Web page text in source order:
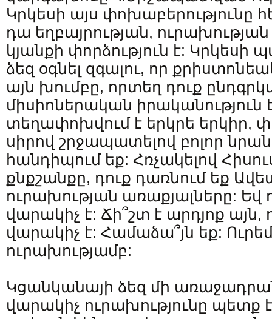
Կրկեսի այս փոխաբերությունը
դա եղբայրության,
կյանքի փորձություն է: Կրկեսի
ձեզ օգնել զգալու, որ
այն խումբը, որտեղ դուք
միսիոներական իրականություն
տեղափոխվում է երկրե երկիր,
սիրով շրջապատելով բոլոր
հանդիպում եք: Հռչակելով
քնքշանքը, դուք դառնում եք
ուրախության առաքյալները: Եվ
վարակիչ է: Ճի՞շտ է արդյոք այն,
վարակիչ է: Համաձա՞յն եք:
ուրախությամբ:
Կցանկանայի ձեզ մի
վարակիչ ուրախությունը պետք է